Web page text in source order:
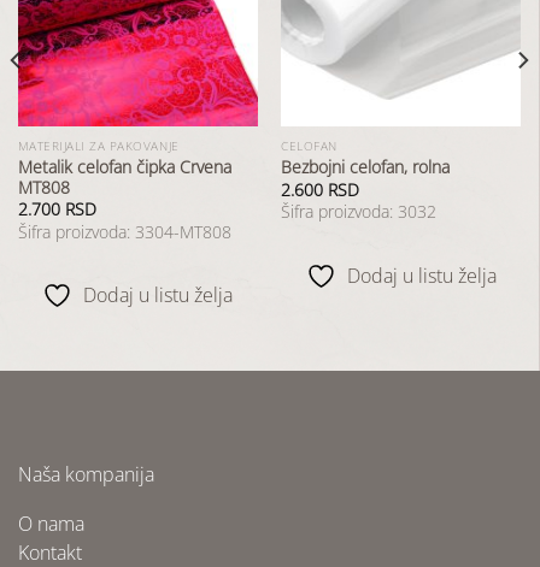
listu
želja
MATERIJALI ZA PAKOVANJE
Metalik celofan čipka Crvena
MT808
2.700 RSD
Šifra proizvoda: 3304-MT808
Dodaj u listu želja
CELOFAN
Bezbojni celofan, rolna
2.600 RSD
Šifra proizvoda: 3032
Dodaj u listu želja
Naša kompanija
O nama
Kontakt